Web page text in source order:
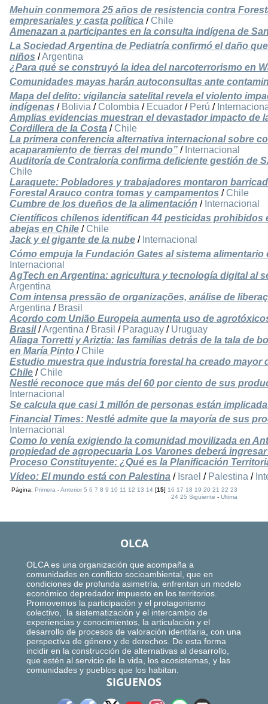
Mehuin conmemora 25 años de resistencia contra
empresariales y casta política / Chile
Amenazan a participantes en la consulta indígena de
La Sociedad Argentina de Pediatría confirmó el daño
niños /Argentina
¿Para qué se construyó la idea del narcoterrorismo en
Comunidades mayas harán autoconsultas ante
Mapa del delito: vigilancia satelital revela el violento
indígenas / Bolivia / Colombia / Ecuador / Perú /
Amplias evidencias muestran el devastador impacto de
Cordillera de la Costa / Chile
La primera conferencia alternativa internacional sobre
acaparamiento de tierras del mundo” / Internacional
Auditoría de Contraloría confirma deficiente gestión de
Chile
Laraquete: Pobladores y trabajadores montaron
Forestal Arauco contra tomas y campamentos / Chile
Cumbre de los dueños de la alimentación / Internacional
Científicos chilenos identifican 44 pesticidas prohibidos
abejas en Chile / Chile
Jack y el gigante de la nube / Internacional
Cómo empuja la Fundación Gates al sistema
Internacional
AgTech en Argentina: agricultura y tecnología digital al
Argentina
Com intensa pressão de organizações, análise de
Argentina / Brasil
Acordo com União Europeia aumenta uso de
Brasil/Argentina / Brasil / Paraguay / Uruguay
Aliaga Torretti y Ariztia: las familias detrás de la tala de
en María Pinto / Chile
Estudio muestra que industria forestal ha creado mayor
Chile / Chile
Nestlé reconoce que más del 60 por ciento de sus
Internacional
Se calcula que casi 1 millón de personas están
Financial Times: Nestlé admite que la mayoría de sus
Internacional
Como lo venía exigiendo la comunidad movilizada en
propiedad de agropecuaria Los Varones deberá ingresar
Proceso Constituyente: ¿Qué es la Planificación
Vídeo: El mundo está con Palestina / Israel / Palestina /
Página:Primera -Anterior 5 6 7 8 9 10 11 12 13 14 [15]16 17 18 19 20 21 22 23
24 25 Siguiente -Ultima
OLCA
OLCA es una organización que acompaña a
comunidades en conflicto socioambiental, que en
condiciones de profunda asimetría, enfrentan un modelo
económico depredador impuesto en los territorios.
Promovemos la participación y el protagonismo
colectivo, la sistematización y el intercambio de
experiencias y conocimientos, la articulación y el
desarrollo de procesos de valoración identitaria, con una
perspectiva de género y de derechos. De esta forma
incidir en la construcción de alternativas al desarrollo,
que estén al servicio de la vida, los ecosistemas, y las
comunidades y pueblos que los habitan.
SIGUENOS